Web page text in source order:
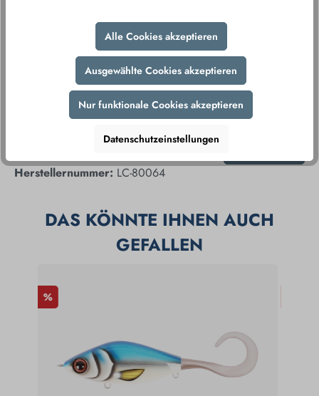
Produktnummer:100021
Herstellernummer: LC-80064
DAS KÖNNTE IHNEN AUCH
GEFALLEN
%
Alle Cookies akzeptieren
Ausgewählte Cookies akzeptieren
Nur funktionale Cookies akzeptieren
Datenschutzeinstellungen